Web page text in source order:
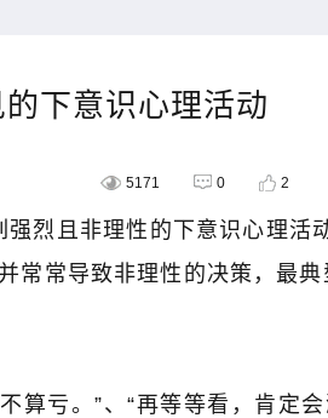
下意识心理活动
5171 0 2
烈且非理性的下意识心理活
常常导致非理性的决策，最典
算亏。”、“再等等看，肯定